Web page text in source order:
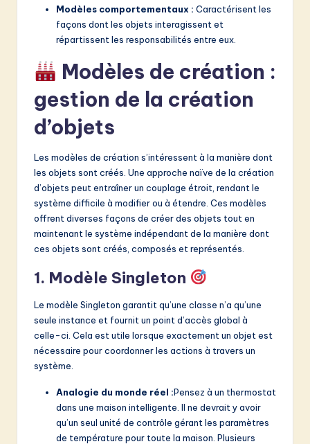
Modèles comportementaux : Caractérisent les
façons dont les objets interagissent et
répartissent les responsabilités entre eux.
Modèles de création :
gestion de la création
d’objets
Les modèles de création s’intéressent à la manière dont
les objets sont créés. Une approche naïve de la création
d’objets peut entraîner un couplage étroit, rendant le
système difficile à modifier ou à étendre. Ces modèles
offrent diverses façons de créer des objets tout en
maintenant le système indépendant de la manière dont
ces objets sont créés, composés et représentés.
1. Modèle Singleton
Le modèle Singleton garantit qu’une classe n’a qu’une
seule instance et fournit un point d’accès global à
celle-ci. Cela est utile lorsque exactement un objet est
nécessaire pour coordonner les actions à travers un
système.
Analogie du monde réel :Pensez à un thermostat
dans une maison intelligente. Il ne devrait y avoir
qu’un seul unité de contrôle gérant les paramètres
de température pour toute la maison. Plusieurs